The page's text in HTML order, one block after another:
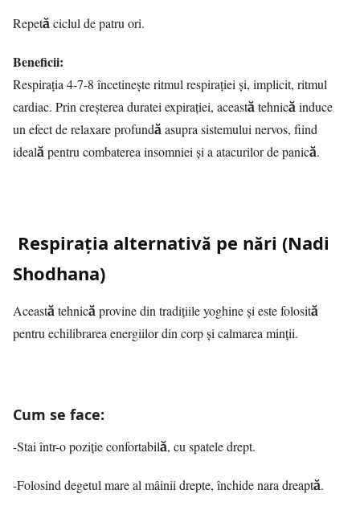
Repetă ciclul de patru ori.
Beneficii:
Respirația 4-7-8 încetinește ritmul respirației și, implicit, ritmul
cardiac. Prin creșterea duratei expirației, această tehnică induce
un efect de relaxare profundă asupra sistemului nervos, fiind
ideală pentru combaterea insomniei și a atacurilor de panică.
Respirația alternativă pe nări (Nadi
Shodhana)
Această tehnică provine din tradițiile yoghine și este folosită
pentru echilibrarea energiilor din corp și calmarea minții.
Cum se face:
-Stai într-o poziție confortabilă, cu spatele drept.
-Folosind degetul mare al mâinii drepte, închide nara dreaptă.